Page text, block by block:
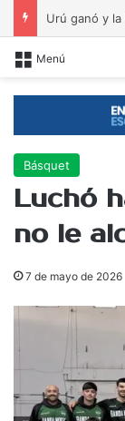
Urú ganó y
Menú
Básquet
Luchó
no le
7 de mayo de 2026